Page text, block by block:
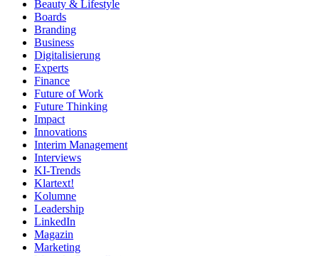
Beauty & Lifestyle
Boards
Branding
Business
Digitalisierung
Experts
Finance
Future of Work
Future Thinking
Impact
Innovations
Interim Management
Interviews
KI-Trends
Klartext!
Kolumne
Leadership
LinkedIn
Magazin
Marketing